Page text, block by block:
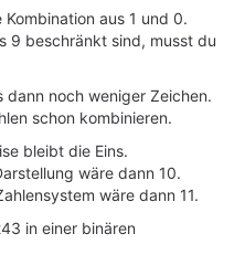
aus 1 und 0.
9 beschränkt sind, musst du
dann noch weniger Zeichen.
schon kombinieren.
bleibt die Eins.
wäre dann 10.
wäre dann 11.
in einer binären